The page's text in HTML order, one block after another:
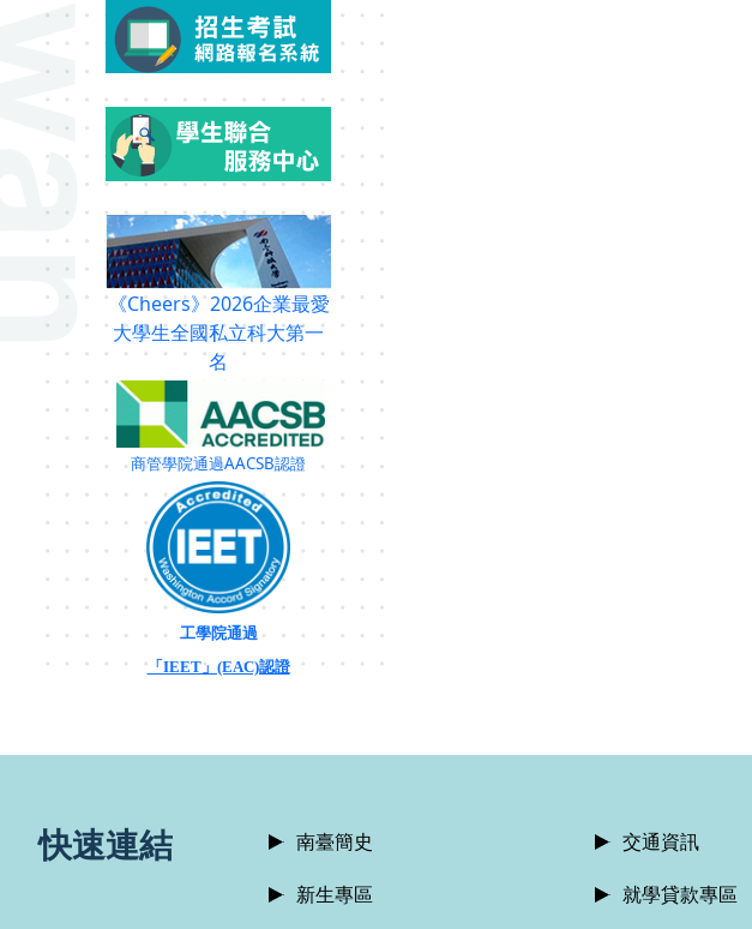
《Cheers》2026企業最愛
大學生全國私立科大第一
名
商管學院通過AACSB認證
工學院通過
「IEET」(EAC)認證
快速連結 南臺簡史 交通資訊
新生專區
就學貸款專區